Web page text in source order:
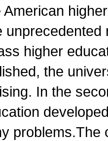
American
higher
the
In the
problems.The